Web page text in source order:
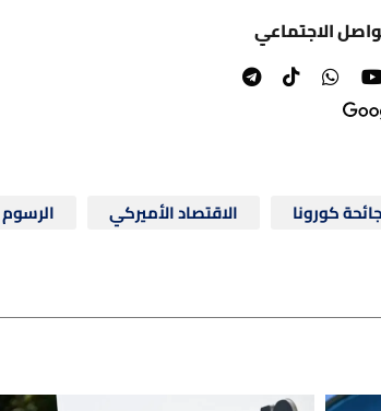
الاجتماعي
جائحة كورونا الاقتصاد الأميركي